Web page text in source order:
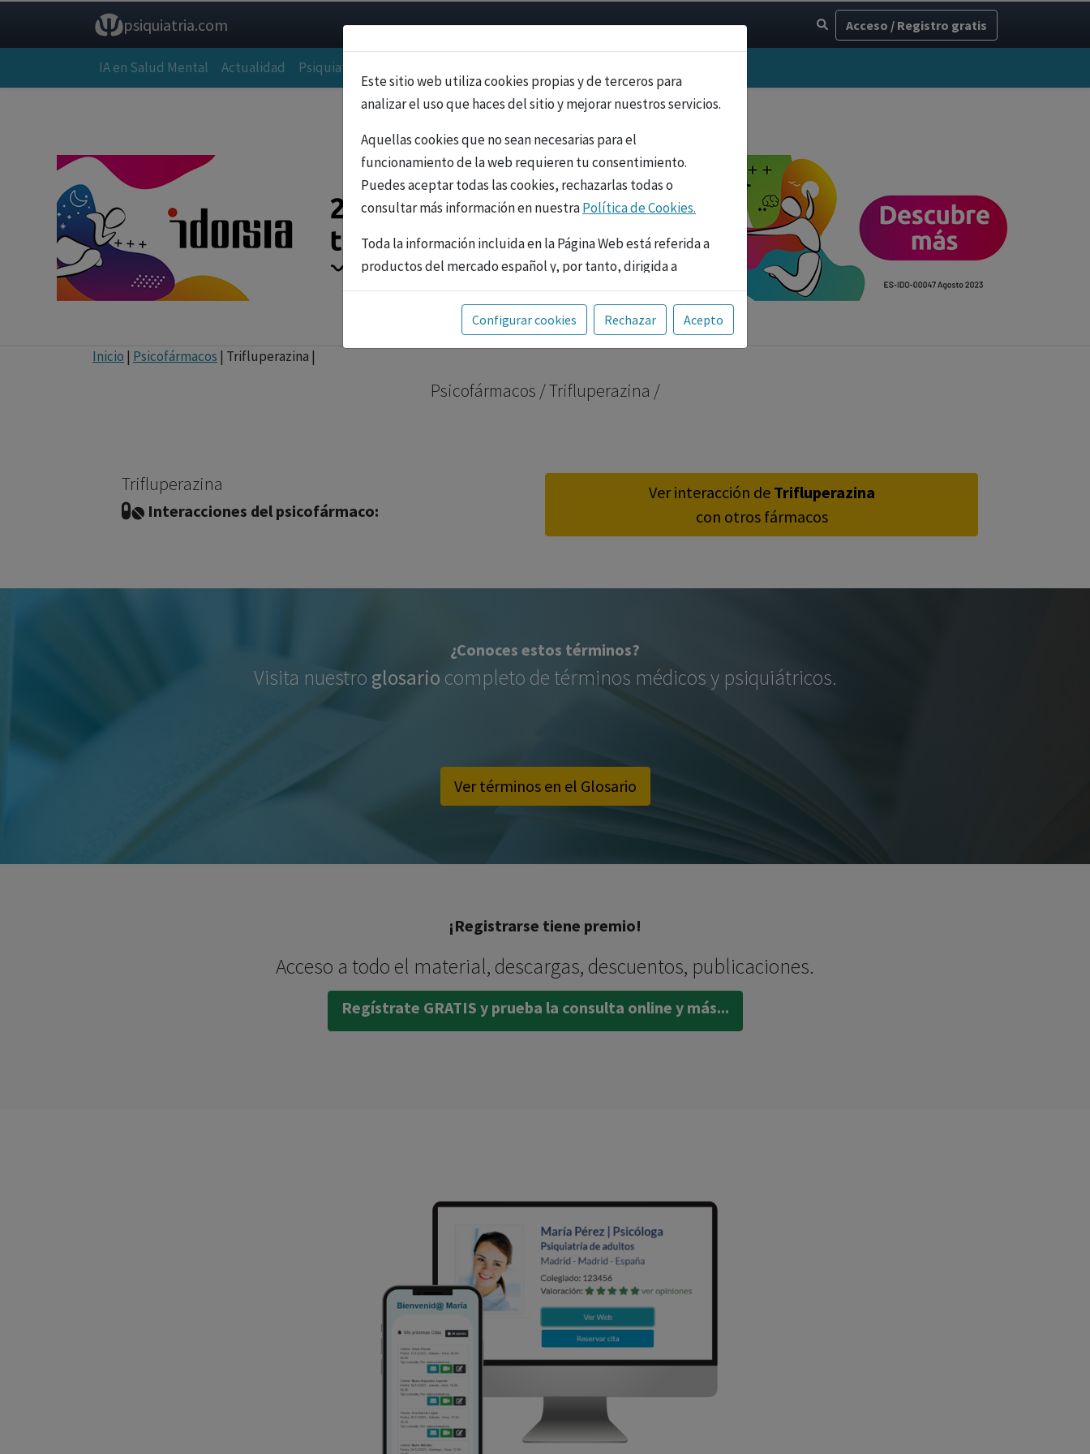
psiquiatria.com Acceso / Registro gratis
IA en Salud Mental Actualidad Psiquiatría
Este sitio web utiliza cookies propias y de terceros para
analizar el uso que haces del sitio y mejorar nuestros servicios.
Aquellas cookies que no sean necesarias para el
funcionamiento de la web requieren tu consentimiento.
Puedes aceptar todas las cookies, rechazarlas todas o
consultar más información en nuestraPolítica de Cookies.
Toda la información incluida en la Página Web está referida a
productos del mercado español y, por tanto, dirigida a
profesionales sanitarios legalmente facultados para
prescribir o dispensar medicamentos con ejercicio
profesional. La información técnica de los fármacos se facilita
los profesionales facultados prescribir medicamentos y
decidir, en cada caso concreto, el tratamiento más adecuado
Configurar cookies Rechazar Acepto
Inicio | Psicofármacos | Trifluperazina |
Psicofármacos / Trifluperazina /
Trifluperazina
Interacciones del psicofármaco:
Ver interacción de Trifluperazina
con otros fármacos
¿Conoces estos términos?
Visita nuestro glosario completo de términos médicos y psiquiátricos.
Ver términos en el Glosario
¡Registrarse tiene premio!
Acceso a todo el material, descargas, descuentos, publicaciones.
Regístrate GRATIS y prueba la consulta online y más...